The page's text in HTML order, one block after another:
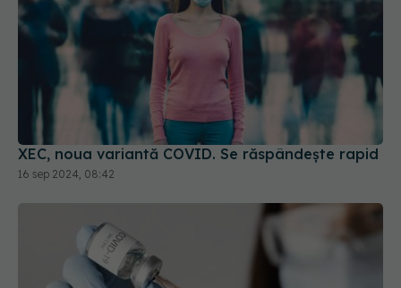
XEC, noua variantă COVID. Se răspândește rapid
16 sep 2024, 08:42